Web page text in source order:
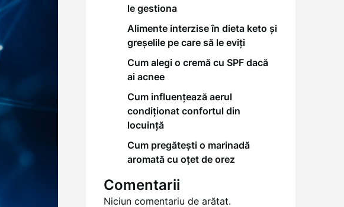
le gestiona
Alimente interzise în dieta keto și
greșelile pe care să le eviți
Cum alegi o cremă cu SPF dacă
ai acnee
Cum influențează aerul
condiționat confortul din
locuință
Cum pregătești o marinadă
aromată cu oțet de orez
Comentarii
Niciun comentariu de arătat.